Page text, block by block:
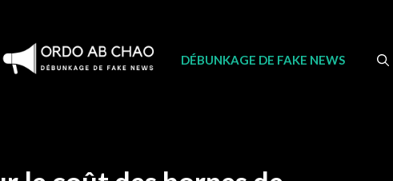
DÉBUNKAGE DE FAKE NEWS